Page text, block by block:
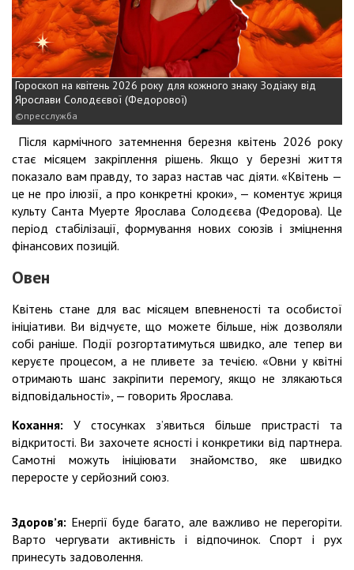
Гороскоп на квітень 2026 року для кожного знаку Зодіаку від
Ярослави Солодєєвої (Федорової)
пресслужба
Після кармічного затемнення березня квітень 2026 року
стає місяцем закріплення рішень. Якщо у березні життя
показало вам правду, то зараз настав час діяти. «Квітень —
це не про ілюзії, а про конкретні кроки», — коментує жриця
культу Санта Муерте Ярослава Солодєєва (Федорова). Це
період стабілізації, формування нових союзів і зміцнення
фінансових позицій.
Овен
Квітень стане для вас місяцем впевненості та особистої
ініціативи. Ви відчуєте, що можете більше, ніж дозволяли
собі раніше. Події розгортатимуться швидко, але тепер ви
керуєте процесом, а не пливете за течією. «Овни у квітні
отримають шанс закріпити перемогу, якщо не злякаються
відповідальності», — говорить Ярослава.
Кохання: У стосунках з’явиться більше пристрасті та
відкритості. Ви захочете ясності і конкретики від партнера.
Самотні можуть ініціювати знайомство, яке швидко
переросте у серйозний союз.
Здоровʼя: Енергії буде багато, але важливо не перегоріти.
Варто чергувати активність і відпочинок. Спорт і рух
принесуть задоволення.